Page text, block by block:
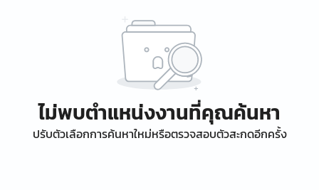
ไม่พบตำแหน่งงานที่คุณค้นหา
ปรับตัวเลือกการค้นหาใหม่หรือตรวจสอบตัวสะกดอีกครั้ง